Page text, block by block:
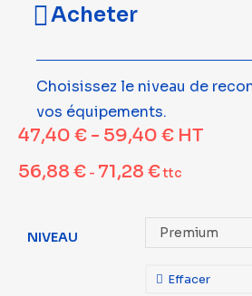
Acheter
Choisissez le niveau de
vos équipements.
47,40 € - 59,40 € HT
56,88 € - 71,28 €ttc
NIVEAU Premium
Effacer